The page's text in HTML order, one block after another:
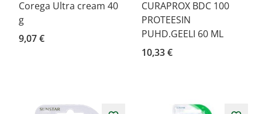
Corega Ultra cream 40
g
9,07 €
CURAPROX BDC 100
PROTEESIN
PUHD.GEELI 60 ML
10,33 €